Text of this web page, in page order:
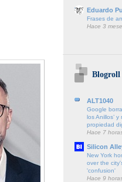
Eduardo
Frases de
Hace 3
Blogroll
ALT1040
Google
los Anillos’
propiedad
Hace 7
Silicon
New York
over the
'confusion'
Hace 9